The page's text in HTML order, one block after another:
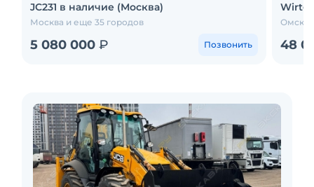
JC231 в наличие (Москва)
Москва и еще 35 городов
5 080 000 ₽ Позвонить
Омск и
48